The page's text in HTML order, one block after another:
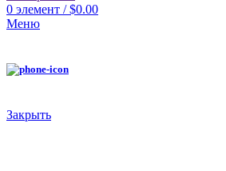
0 элемент / $0.00
Меню
Закрыть